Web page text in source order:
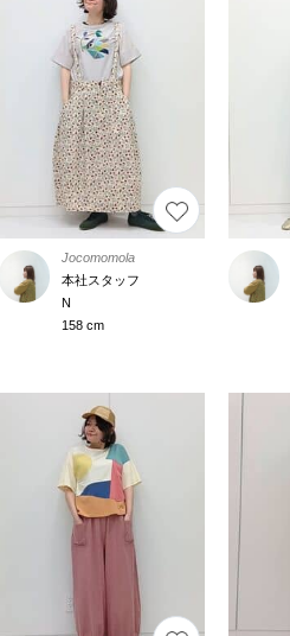
Jocomomola
本社スタッフ
N
158 cm